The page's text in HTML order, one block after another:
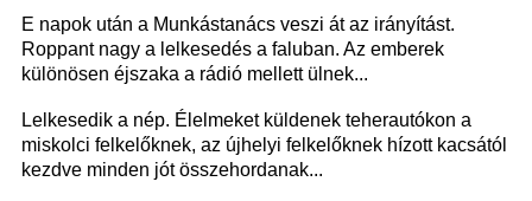
E napok után a Munkástanács veszi át az irányítást.
Roppant nagy a lelkesedés a faluban. Az emberek
különösen éjszaka a rádió mellett ülnek...
Lelkesedik a nép. Élelmeket küldenek teherautókon a
miskolci felkelőknek, az újhelyi felkelőknek hízott kacsától
kezdve minden jót összehordanak...